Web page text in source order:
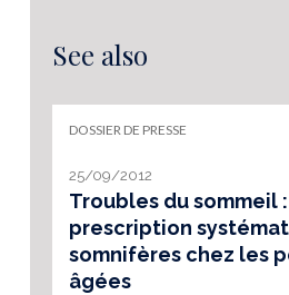
See also
DOSSIER DE PRESSE
25/09/2012
Troubles du sommeil
prescription
somnifères chez les
âgées